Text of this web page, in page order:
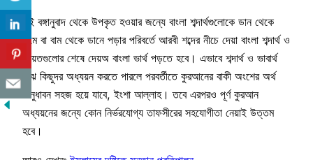
এই বঙ্গানুবাদ থেকে উপকৃত হওয়ার জন্যে বাংলা শব্দার্থগুলোকে ডান থেকে
বামে বা বাম থেকে ডানে পড়ার পরিবর্তে আরবী শব্দের নীচে দেয়া বাংলা শব্দার্থ ও
আয়তগুলোর শেষে দেয়অ বাংলা ভার্থ পড়তে হবে। এভাবে শব্দার্থ ও ভাবার্থ
বুঝে কিছুদর অধ্যয়ন করতে পারলে পরবর্তীতে কুরআনের বাকী অংশের অর্থ
অনুধাবন সহজ হয়ে যাবে, ইংশা আল্লাহ। তবে এরপরও পূর্ণ কুরআন
অধ্যয়নের জন্যে কোন নির্ভরযোগ্য তাফসীরের সহযোগীতা নেয়াই উত্তম
হবে।